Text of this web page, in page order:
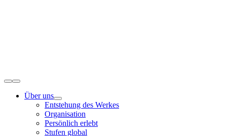
Toggle
NavigationÜber uns
Entstehung des Werkes
Organisation
Persönlich erlebt
Stufen global